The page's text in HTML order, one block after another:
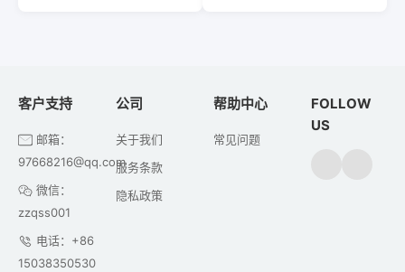
客户支持
邮箱：
97668216@qq.com
微信：
zzqss001
电话：+86
15038350530
公司
关于我们
服务条款
隐私政策
帮助中心
常见问题
FOLLOW
US